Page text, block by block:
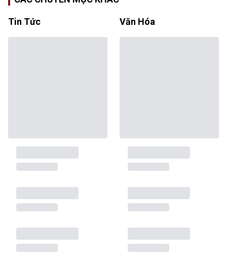
Tin Tức Văn Hóa